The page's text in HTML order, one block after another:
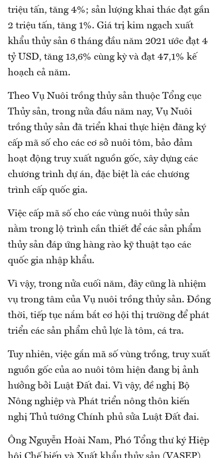
triệu tấn, tăng 4%; sản lượng khai thác đạt gần
2 triệu tấn, tăng 1%. Giá trị kim ngạch xuất
khẩu thủy sản 6 tháng đầu năm 2021 ước đạt 4
tỷ USD, tăng 13,6% cùng kỳ và đạt 47,1% kế
hoạch cả năm.
Theo Vụ Nuôi trồng thủy sản thuộc Tổng cục
Thủy sản, trong nửa đầu năm nay, Vụ Nuôi
trồng thủy sản đã triển khai thực hiện đăng ký
cấp mã số cho các cơ sở nuôi tôm, bảo đảm
hoạt động truy xuất nguồn gốc, xây dựng các
chương trình dự án, đặc biệt là các chương
trình cấp quốc gia.
Việc cấp mã số cho các vùng nuôi thủy sản
nằm trong lộ trình cần thiết để các sản phẩm
thủy sản đáp ứng hàng rào kỹ thuật tạo các
quốc gia nhập khẩu.
Vì vậy, trong nửa cuối năm, đây cũng là nhiệm
vụ trong tâm của Vụ nuôi trồng thủy sản. Đồng
thời, tiếp tục nắm bắt cơ hội thị trường để phát
triển các sản phẩm chủ lực là tôm, cá tra.
Tuy nhiên, việc gắn mã số vùng trồng, truy xuất
nguồn gốc của ao nuôi tôm hiện đang bị ảnh
hưởng bởi Luật Đất đai. Vì vậy, đề nghị Bộ
Nông nghiệp và Phát triển nông thôn kiến
nghị Thủ tướng Chính phủ sửa Luật Đất đai.
Ông Nguyễn Hoài Nam, Phó Tổng thư ký Hiệp